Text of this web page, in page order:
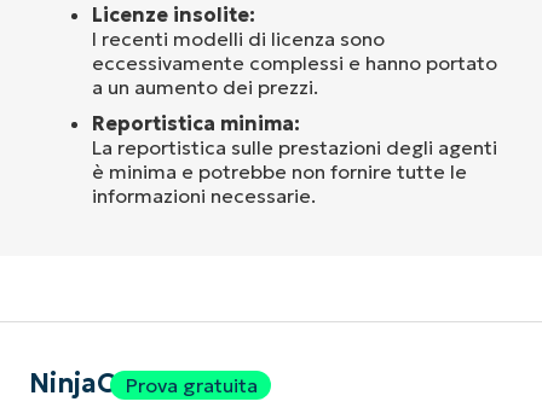
Licenze insolite:
I recenti modelli di licenza sono
eccessivamente complessi e hanno portato
a un aumento dei prezzi.
Reportistica minima:
La reportistica sulle prestazioni degli agenti
è minima e potrebbe non fornire tutte le
informazioni necessarie.
NinjaOneProva gratuita